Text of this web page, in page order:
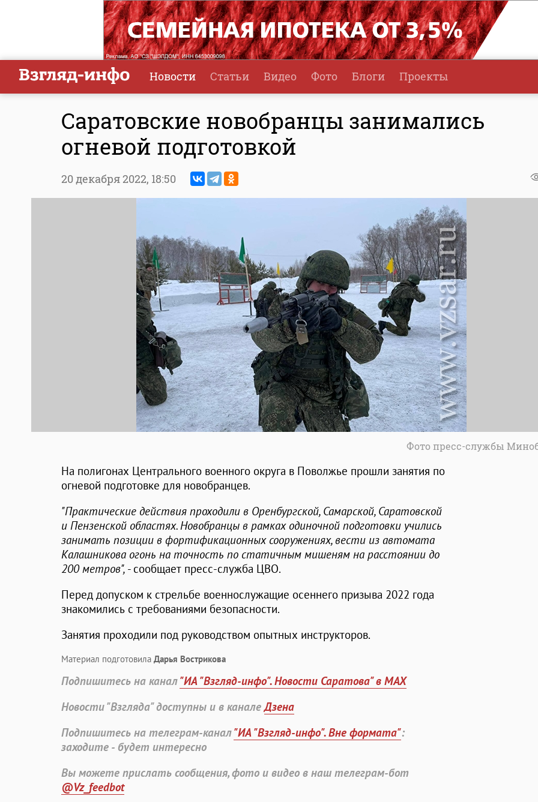
Новости Статьи Видео Фото Блоги Проекты
Саратовские новобранцы занимались
огневой подготовкой
20 декабря 2022, 18:50
Фото пресс-службы
На полигонах Центрального военного округа в Поволжье прошли занятия по
огневой подготовке для новобранцев.
"Практические действия проходили в Оренбургской, Самарской, Саратовской
и Пензенской областях. Новобранцы в рамках одиночной подготовки учились
занимать позиции в фортификационных сооружениях, вести из автомата
Калашникова огонь на точность по статичным мишеням на расстоянии до
200 метров", - сообщает пресс-служба ЦВО.
Перед допуском к стрельбе военнослужащие осеннего призыва 2022 года
знакомились с требованиями безопасности.
Занятия проходили под руководством опытных инструкторов.
Материал подготовила Дарья Вострикова
Подпишитесь на канал"ИА "Взгляд-инфо". Новости Саратова" в MAX
Новости "Взгляда" доступны и в каналеДзена
Подпишитесь на телеграм-канал"ИА "Взгляд-инфо". Вне формата":
заходите - будет интересно
Вы можете прислать сообщения, фото и видео в наш телеграм-бот
@Vz_feedbot